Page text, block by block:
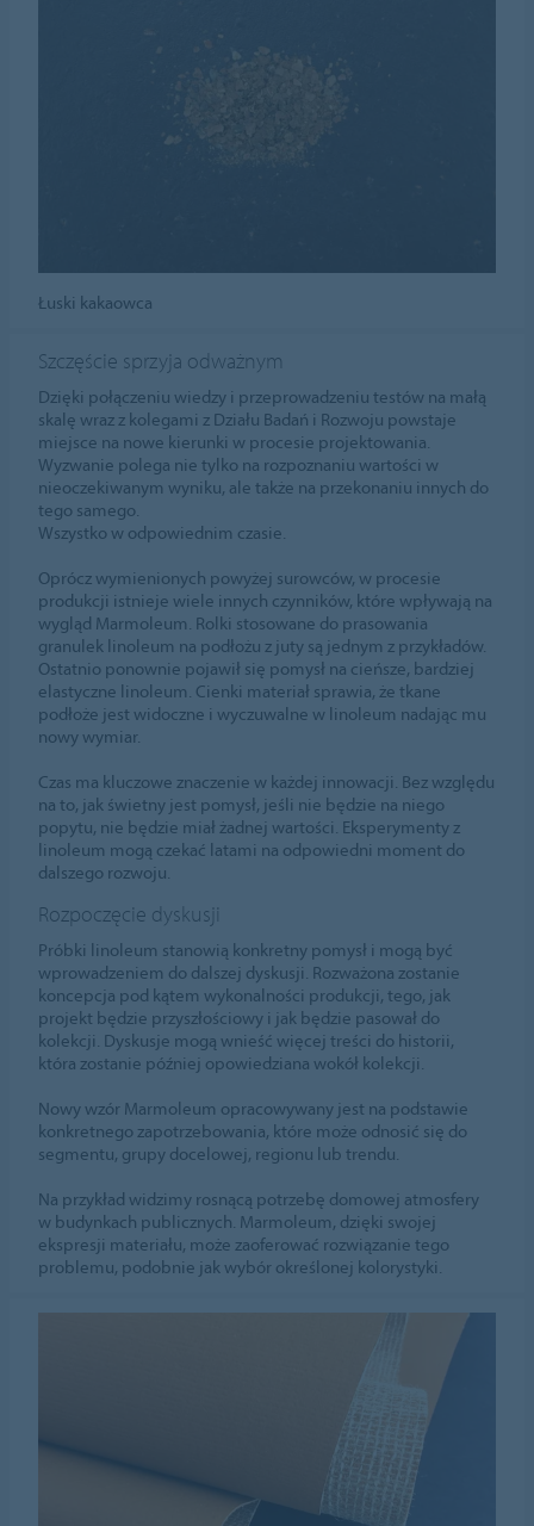
Łuski kakaowca
Szczęście sprzyja odważnym
Dzięki połączeniu wiedzy i przeprowadzeniu testów na małą
skalę wraz z kolegami z Działu Badań i Rozwoju powstaje
miejsce na nowe kierunki w procesie projektowania.
Wyzwanie polega nie tylko na rozpoznaniu wartości w
nieoczekiwanym wyniku, ale także na przekonaniu innych do
tego samego.
Wszystko w odpowiednim czasie.
Oprócz wymienionych powyżej surowców, w procesie
produkcji istnieje wiele innych czynników, które wpływają na
wygląd Marmoleum. Rolki stosowane do prasowania
granulek linoleum na podłożu z juty są jednym z przykładów.
Ostatnio ponownie pojawił się pomysł na cieńsze, bardziej
elastyczne linoleum. Cienki materiał sprawia, że tkane
podłoże jest widoczne i wyczuwalne w linoleum nadając mu
nowy wymiar.
Czas ma kluczowe znaczenie w każdej innowacji. Bez względu
na to, jak świetny jest pomysł, jeśli nie będzie na niego
popytu, nie będzie miał żadnej wartości. Eksperymenty z
linoleum mogą czekać latami na odpowiedni moment do
dalszego rozwoju.
Rozpoczęcie dyskusji
Próbki linoleum stanowią konkretny pomysł i mogą być
wprowadzeniem do dalszej dyskusji. Rozważona zostanie
koncepcja pod kątem wykonalności produkcji, tego, jak
projekt będzie przyszłościowy i jak będzie pasował do
kolekcji. Dyskusje mogą wnieść więcej treści do historii,
która zostanie później opowiedziana wokół kolekcji.
Nowy wzór Marmoleum opracowywany jest na podstawie
konkretnego zapotrzebowania, które może odnosić się do
segmentu, grupy docelowej, regionu lub trendu.
Na przykład widzimy rosnącą potrzebę domowej atmosfery
w budynkach publicznych. Marmoleum, dzięki swojej
ekspresji materiału, może zaoferować rozwiązanie tego
problemu, podobnie jak wybór określonej kolorystyki.